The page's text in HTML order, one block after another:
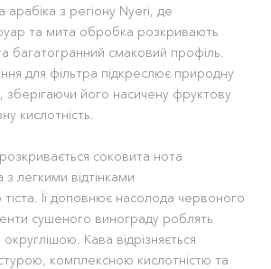
арабіка з регіону Nyeri, де
та мита обробка розкривають
багатогранний смаковий профіль.
для фільтра підкреслює природну
зберігаючи його насичену фруктову
кислотність.
соковита нота
легкими відтінками
Її доповнює насолода червоного
сушеного винограду роблять
Кава відрізняється
комплексною кислотністю та